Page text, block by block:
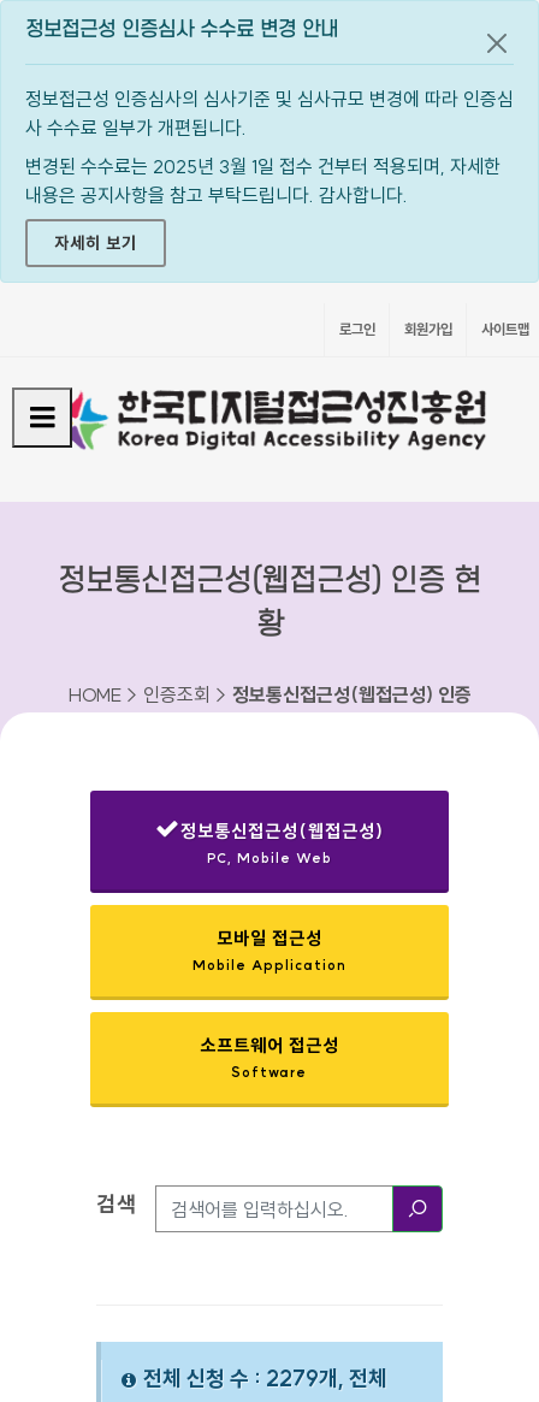
정보접근성 인증심사 수수료 변경 안내
정보접근성 인증심사의 심사기준 및 심사규모 변경에 따라 인증심
사 수수료 일부가 개편됩니다.
변경된 수수료는 2025년 3월 1일 접수 건부터 적용되며, 자세한
내용은 공지사항을 참고 부탁드립니다. 감사합니다.
자세히 보기
공지
로그인 회원가입 사이트맵
정보통신접근성(웹접근성) 인증 현
황
HOME > 인증조회 > 정보통신접근성(웹접근성) 인증
정보통신접근성(웹접근성)
PC, Mobile Web
모바일 접근성
Mobile Application
소프트웨어 접근성
Software
검색옵션
검색
전체 신청 수 : 2279개, 전체